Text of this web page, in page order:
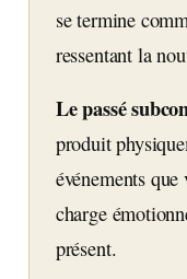
se termine
ressentant la
Le passé
produit
événements
charge
présent.